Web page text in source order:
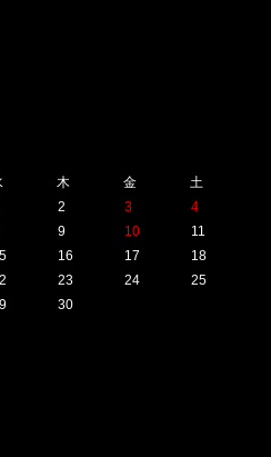
木 金
土
2 3
4
9 10
11
16 17
18
23 24
25
30